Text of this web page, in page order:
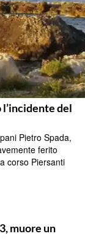
del
Pietro Spada,
ferito
corso Piersanti
muore un